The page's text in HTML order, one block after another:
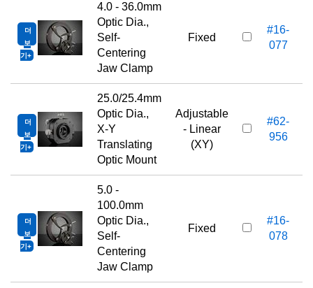
더
보
기
4.0 - 36.0mm
Optic Dia.,
Self-
Centering
Jaw Clamp
Fixed
#16-
077
더
보
기
25.0/25.4mm
Optic Dia.,
X-Y
Translating
Optic Mount
Adjustable
- Linear
(XY)
#62-
956
더
보
기
5.0 -
100.0mm
Optic Dia.,
Self-
Centering
Jaw Clamp
Fixed
#16-
078